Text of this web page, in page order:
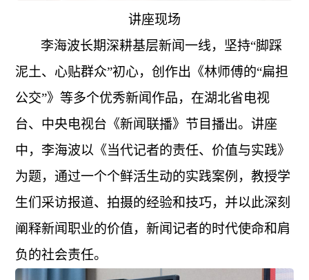
讲座现场
李海波长期深耕基层新闻一线，坚持“脚踩
泥土、心贴群众”初心，创作出《林师傅的“扁担
公交”》等多个优秀新闻作品，在湖北省电视
台、中央电视台《新闻联播》节目播出。讲座
中，李海波以《当代记者的责任、价值与实践》
为题，通过一个个鲜活生动的实践案例，教授学
生们采访报道、拍摄的经验和技巧，并以此深刻
阐释新闻职业的价值，新闻记者的时代使命和肩
负的社会责任。